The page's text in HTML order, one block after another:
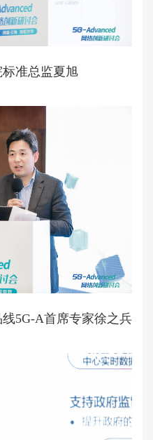
准总监夏旭
5G-A首席专家徐之兵